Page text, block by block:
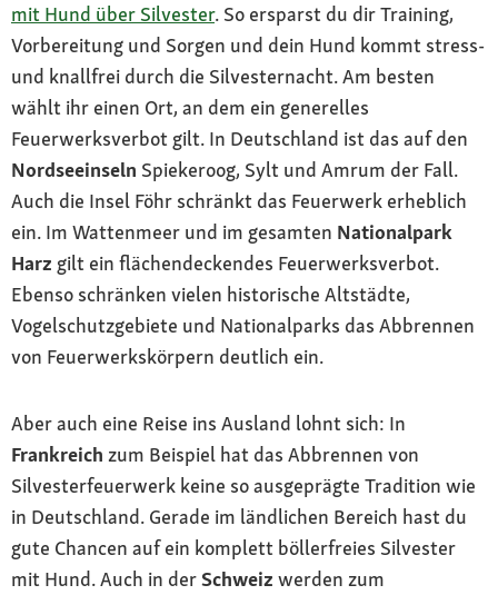
mit Hund über Silvester. So ersparst du dir Training,
Vorbereitung und Sorgen und dein Hund kommt stress-
und knallfrei durch die Silvesternacht. Am besten
wählt ihr einen Ort, an dem ein generelles
Feuerwerksverbot gilt. In Deutschland ist das auf den
Nordseeinseln Spiekeroog, Sylt und Amrum der Fall.
Auch die Insel Föhr schränkt das Feuerwerk erheblich
ein. Im Wattenmeer und im gesamten Nationalpark
Harz gilt ein flächendeckendes Feuerwerksverbot.
Ebenso schränken vielen historische Altstädte,
Vogelschutzgebiete und Nationalparks das Abbrennen
von Feuerwerkskörpern deutlich ein.
Aber auch eine Reise ins Ausland lohnt sich: In
Frankreich zum Beispiel hat das Abbrennen von
Silvesterfeuerwerk keine so ausgeprägte Tradition wie
in Deutschland. Gerade im ländlichen Bereich hast du
gute Chancen auf ein komplett böllerfreies Silvester
mit Hund. Auch in derSchweiz werden zum